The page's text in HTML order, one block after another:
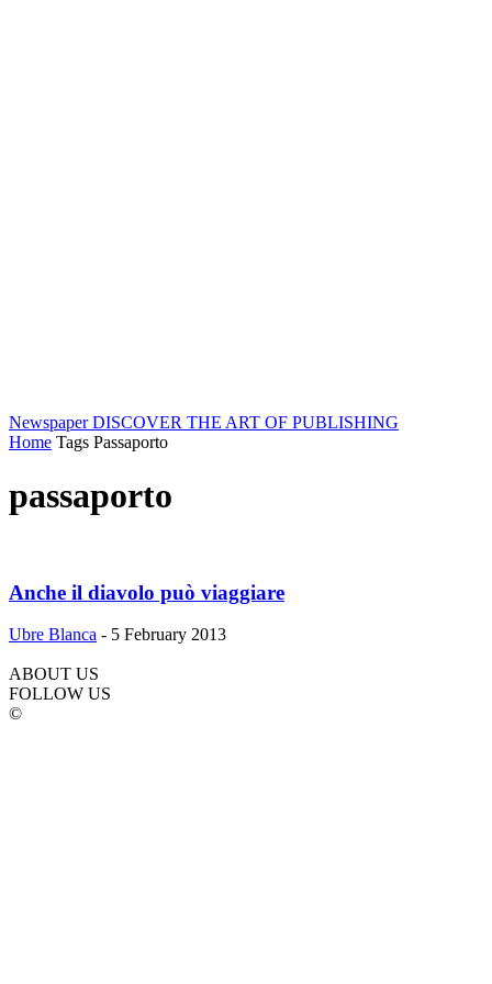
Newspaper DISCOVER THE ART OF PUBLISHING
Home Tags Passaporto
passaporto
Anche il diavolo può viaggiare
Ubre Blanca - 5 February 2013
ABOUT US
FOLLOW US
©